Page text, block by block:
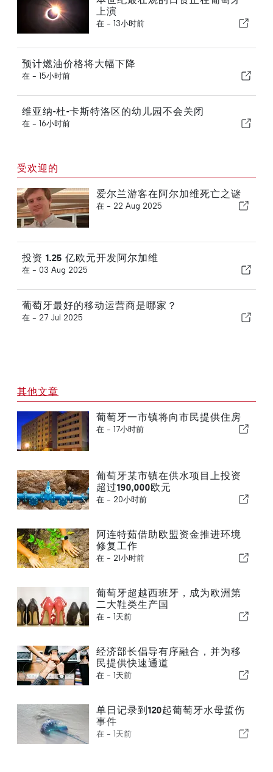
上演
在 - 13小时前
预计燃油价格将大幅下降
在 - 15小时前
维亚纳-杜-卡斯特洛区的幼儿园不会关闭
在 - 16小时前
受欢迎的
爱尔兰游客在阿尔加维死亡之谜
在 - 22 Aug 2025
投资 1.25 亿欧元开发阿尔加维
在 - 03 Aug 2025
葡萄牙最好的移动运营商是哪家？
在 - 27 Jul 2025
其他文章
葡萄牙一市镇将向市民提供住房
在 - 17小时前
葡萄牙某市镇在供水项目上投资
超过190,000欧元
在 - 20小时前
阿连特茹借助欧盟资金推进环境
修复工作
在 - 21小时前
葡萄牙超越西班牙，成为欧洲第
二大鞋类生产国
在 - 1天前
经济部长倡导有序融合，并为移
民提供快速通道
在 - 1天前
单日记录到120起葡萄牙水母蜇伤
事件
在 - 1天前